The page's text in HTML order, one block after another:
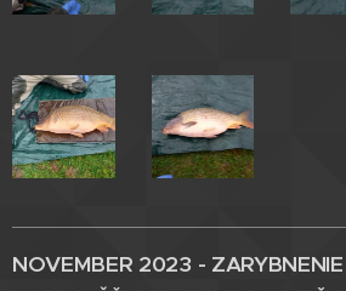
NOVEMBER 2023 - ZARYBNENIE